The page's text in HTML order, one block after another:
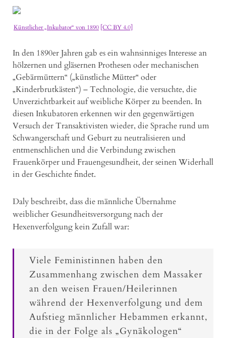
Künstlicher „Inkubator“ von 1890 [CC BY 4.0]
In den 1890er Jahren gab es ein wahnsinniges Interesse an
hölzernen und gläsernen Prothesen oder mechanischen
„Gebärmüttern“ („künstliche Mütter“ oder
„Kinderbrutkästen“) – Technologie, die versuchte, die
Unverzichtbarkeit auf weibliche Körper zu beenden. In
diesen Inkubatoren erkennen wir den gegenwärtigen
Versuch der Transaktivisten wieder, die Sprache rund um
Schwangerschaft und Geburt zu neutralisieren und
entmenschlichen und die Verbindung zwischen
Frauenkörper und Frauengesundheit, der seinen Widerhall
in der Geschichte findet.
Daly beschreibt, dass die männliche Übernahme
weiblicher Gesundheitsversorgung nach der
Hexenverfolgung kein Zufall war:
Viele Feministinnen haben den
Zusammenhang zwischen dem Massaker
an den weisen Frauen/Heilerinnen
während der Hexenverfolgung und dem
Aufstieg männlicher Hebammen erkannt,
die in der Folge als „Gynäkologen“